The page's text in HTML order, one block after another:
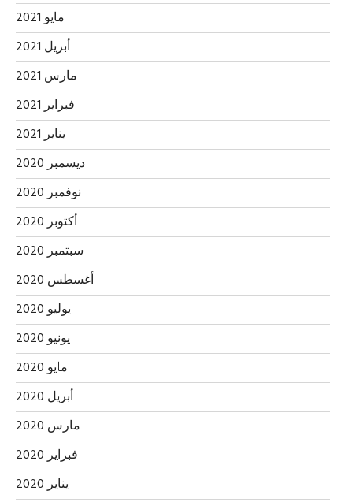
مايو 2021
أبريل 2021
مارس 2021
فبراير 2021
يناير 2021
ديسمبر 2020
نوفمبر 2020
أكتوبر 2020
سبتمبر 2020
أغسطس 2020
يوليو 2020
يونيو 2020
مايو 2020
أبريل 2020
مارس 2020
فبراير 2020
يناير 2020